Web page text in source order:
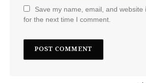
Save my name, email, and website
for the next time I comment.